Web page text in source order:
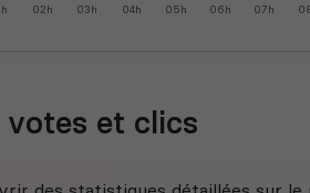
02h 03h 04h 05h 06h 07h
et clics